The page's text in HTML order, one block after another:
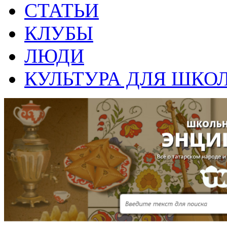
СТАТЬИ
КЛУБЫ
ЛЮДИ
КУЛЬТУРА ДЛЯ